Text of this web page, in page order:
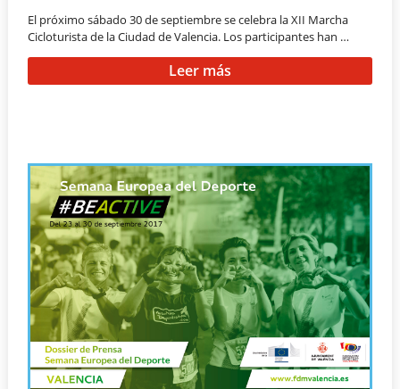
El próximo sábado 30 de septiembre se celebra la XII Marcha
Cicloturista de la Ciudad de Valencia. Los participantes han …
Leer más